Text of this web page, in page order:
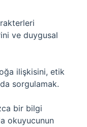
ve duygusal
ilişkisini, etik
sorgulamak.
bir bilgi
okuyucunun